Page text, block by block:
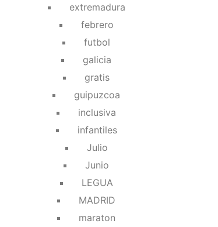
extremadura
febrero
futbol
galicia
gratis
guipuzcoa
inclusiva
infantiles
Julio
Junio
LEGUA
MADRID
maraton